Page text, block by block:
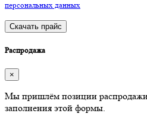
персональных данных
Скачать прайс
Распродажа
×
Мы пришлём позиции
заполнения этой формы.